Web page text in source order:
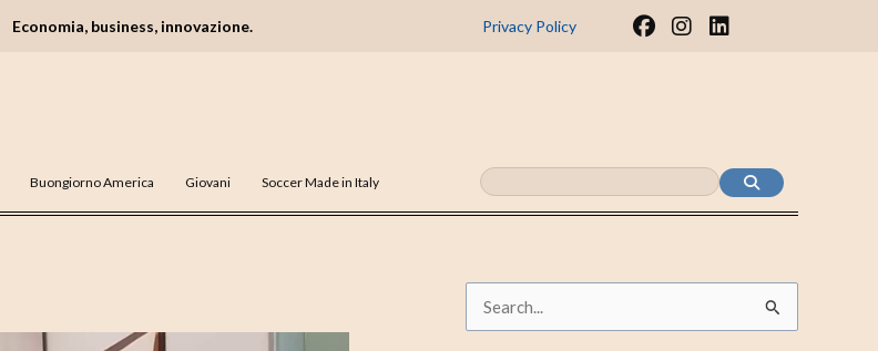
Economia, business, innovazione. Privacy Policy
F
I
m
L
n
Buongiorno America Giovani Soccer Made in Italy